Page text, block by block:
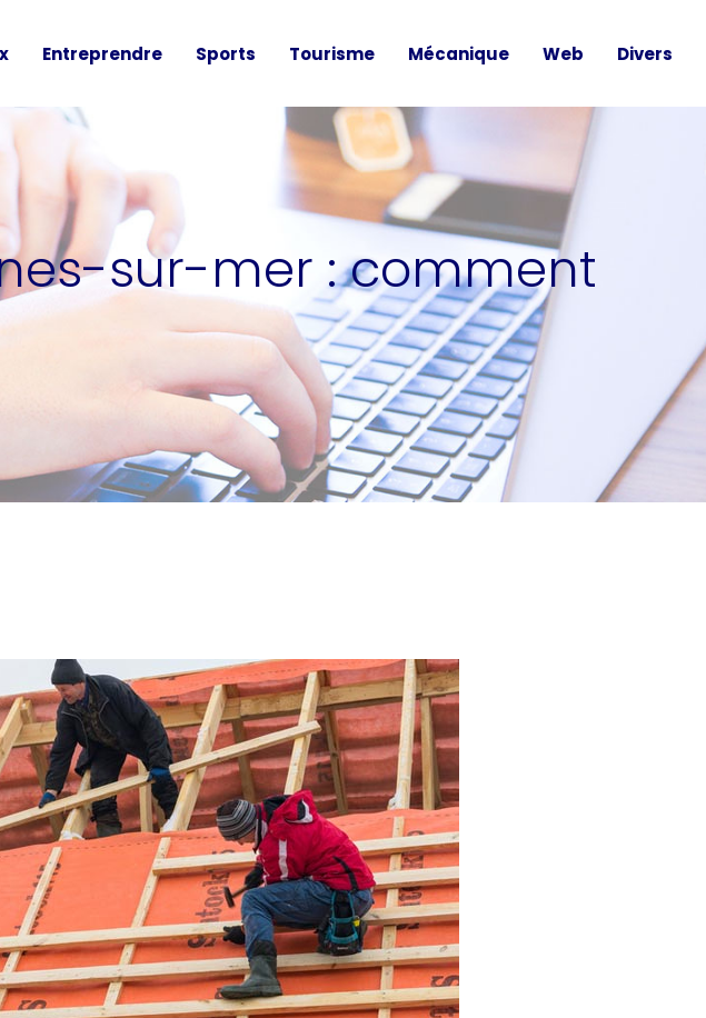
Entreprendre Sports Tourisme Mécanique Web Divers
sur-mer : comment